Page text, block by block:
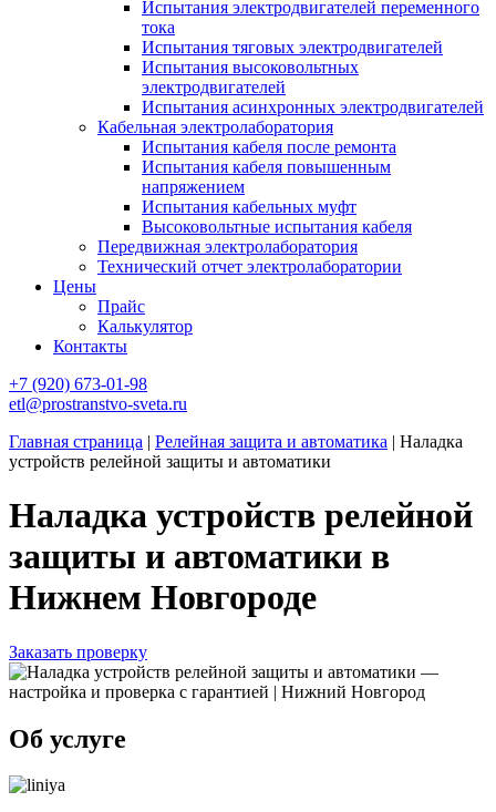
Испытания электродвигателей переменного
тока
Испытания тяговых электродвигателей
Испытания высоковольтных
электродвигателей
Испытания асинхронных электродвигателей
Кабельная электролаборатория
Испытания кабеля после ремонта
Испытания кабеля повышенным
напряжением
Испытания кабельных муфт
Высоковольтные испытания кабеля
Передвижная электролаборатория
Технический отчет электролаборатории
Цены
Прайс
Калькулятор
Контакты
+7 (920) 673-01-98
etl@prostranstvo-sveta.ru
Главная страница | Релейная защита и автоматика | Наладка
устройств релейной защиты и автоматики
Наладка устройств релейной
защиты и автоматики в
Нижнем Новгороде
Заказать проверку
Об услуге